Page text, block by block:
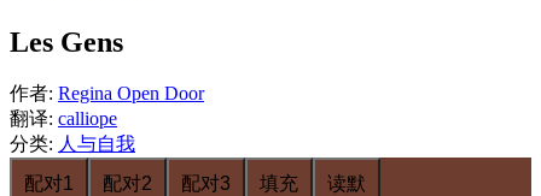
Les Gens
作者: Regina Open Door
翻译: calliope
分类: 人与自我
配对1
配对2 配对3 填充 读默